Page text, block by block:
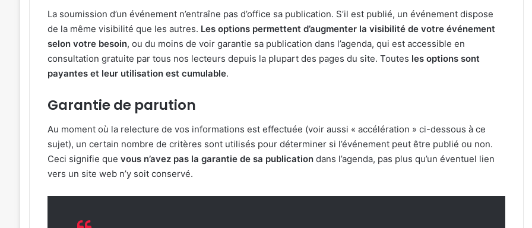
La soumission d’un événement n’entraîne pas d’office sa publication. S’il est publié, un événement dispose
de la même visibilité que les autres. Les options permettent d’augmenter la visibilité de votre événement
selon votre besoin, ou du moins de voir garantie sa publication dans l’agenda, qui est accessible en
consultation gratuite par tous nos lecteurs depuis la plupart des pages du site. Toutes les options sont
payantes et leur utilisation est cumulable.
Garantie de parution
Au moment où la relecture de vos informations est effectuée (voir aussi « accélération » ci-dessous à ce
sujet), un certain nombre de critères sont utilisés pour déterminer si l’événement peut être publié ou non.
Ceci signifie que vous n’avez pas la garantie de sa publicationdans l’agenda, pas plus qu’un éventuel lien
vers un site web n’y soit conservé.